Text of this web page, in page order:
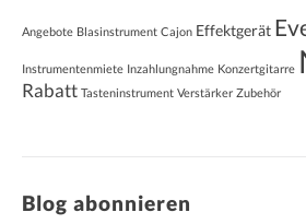
Angebote Blasinstrument Cajon Effektgerät
Instrumentenmiete Inzahlungnahme Konzertgitarre
Rabatt Tasteninstrument Verstärker Zubehör
Blog abonnieren